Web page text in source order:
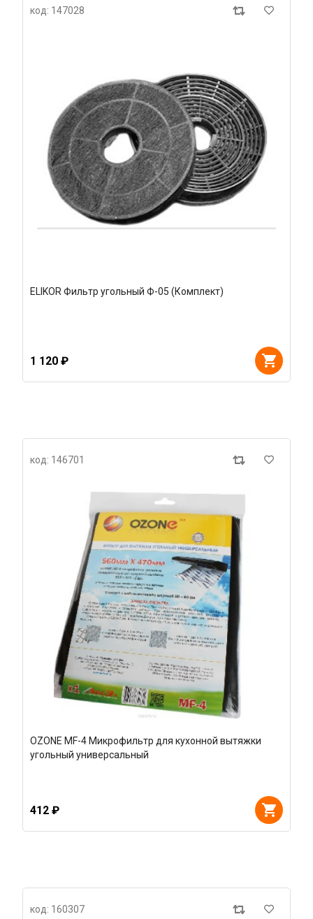
код: 147028
ELIKOR Фильтр угольный Ф-05 (Комплект)
1 120 ₽
код: 146701
OZONE MF-4 Микрофильтр для кухонной вытяжки
угольный универсальный
412 ₽
код: 160307